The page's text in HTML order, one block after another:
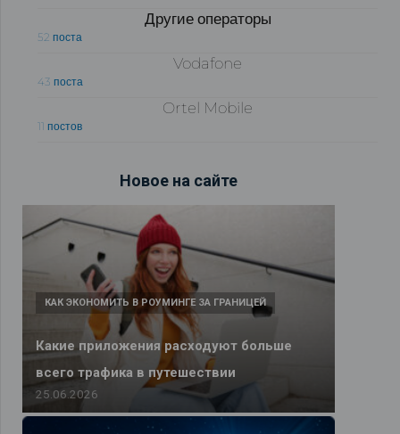
Другие операторы
52 поста
Vodafone
43 поста
Ortel Mobile
11 постов
Новое на сайте
Какие приложения расходуют больше
всего трафика в путешествии
КАК ЭКОНОМИТЬ В РОУМИНГЕ ЗА ГРАНИЦЕЙ
25.06.2026